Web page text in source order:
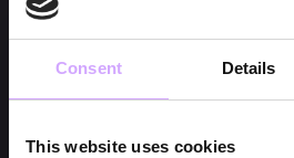
Consent Details
This website uses cookies